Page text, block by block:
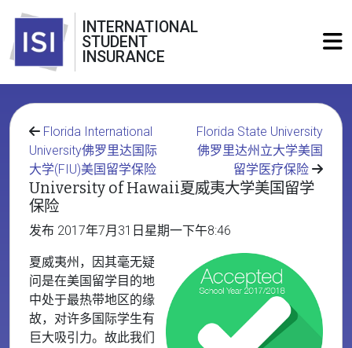
INTERNATIONAL
STUDENT
INSURANCE
Florida International
University佛罗里达国际
大学(FIU)美国留学保险
Florida State University
佛罗里达州立大学美国
留学医疗保险
University of Hawaii夏威夷大学美国留学
保险
发布 2017年7月31日星期一下午8:46
夏威夷州，因其毫无疑
问是在美国留学目的地
中处于最热带地区的缘
故，对许多国际学生有
巨大吸引力。故此我们